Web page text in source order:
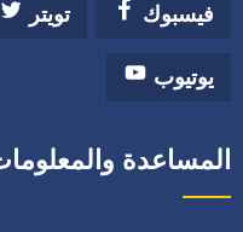
فيسبوك
تويتر
يوتيوب
المساعدة